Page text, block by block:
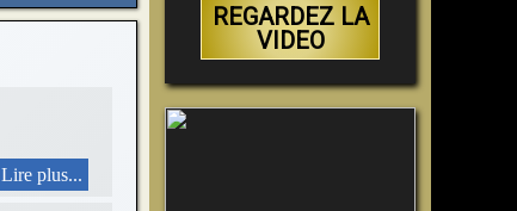
Lire plus...
REGARDEZ LA
VIDEO